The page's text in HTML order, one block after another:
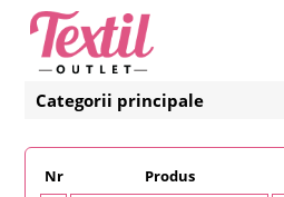
Categorii principale
Nr Produs